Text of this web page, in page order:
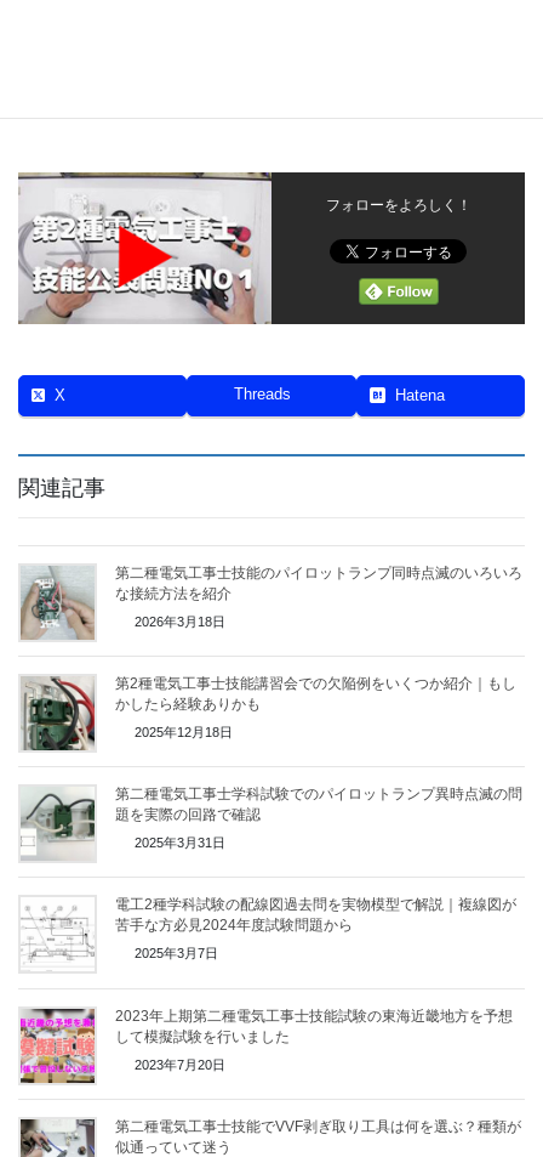
フォローをよろしく！
X Threads Hatena
関連記事
第二種電気工事士技能のパイロットランプ同時点滅のいろいろ
な接続方法を紹介
2026年3月18日
第2種電気工事士技能講習会での欠陥例をいくつか紹介｜もし
かしたら経験ありかも
2025年12月18日
第二種電気工事士学科試験でのパイロットランプ異時点滅の問
題を実際の回路で確認
2025年3月31日
電工2種学科試験の配線図過去問を実物模型で解説｜複線図が
苦手な方必見2024年度試験問題から
2025年3月7日
2023年上期第二種電気工事士技能試験の東海近畿地方を予想
して模擬試験を行いました
2023年7月20日
第二種電気工事士技能でVVF剥ぎ取り工具は何を選ぶ？種類が
似通っていて迷う